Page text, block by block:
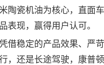
陶瓷机油为核心，直面
表现，赢得用户认可。
稳定的产品效果、严苛
，还是长途驾驶，康普